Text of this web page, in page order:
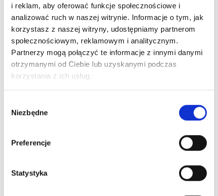
i reklam, aby oferować funkcje społecznościowe i
analizować ruch w naszej witrynie. Informacje o tym, jak
korzystasz z naszej witryny, udostępniamy partnerom
społecznościowym, reklamowym i analitycznym.
Partnerzy mogą połączyć te informacje z innymi danymi
otrzymanymi od Ciebie lub uzyskanymi podczas
korzystania z ich usług.
zgody
Niezbędne
Preferencje
Statystyka